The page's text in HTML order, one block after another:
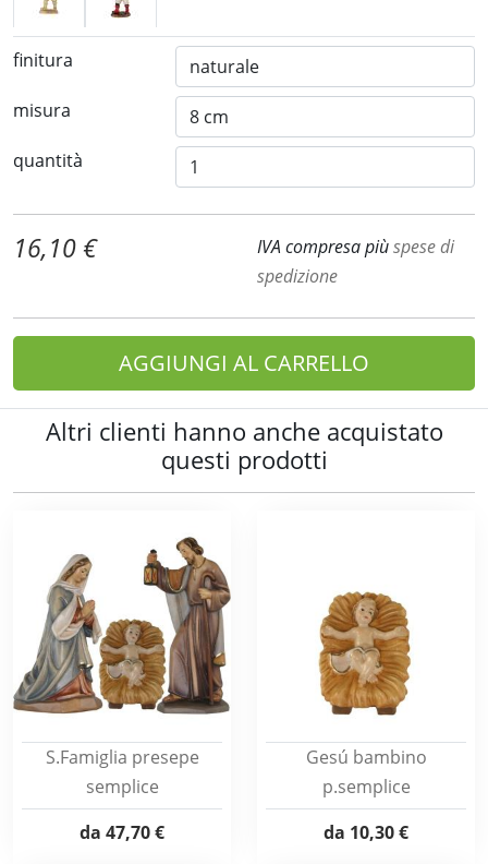
finitura
misura
quantità
16,10 € IVA compresa piùspese di
spedizione
AGGIUNGI AL CARRELLO
Altri clienti hanno anche acquistato
questi prodotti
S.Famiglia presepe
semplice
da 47,70 €
Gesú bambino
p.semplice
da 10,30 €